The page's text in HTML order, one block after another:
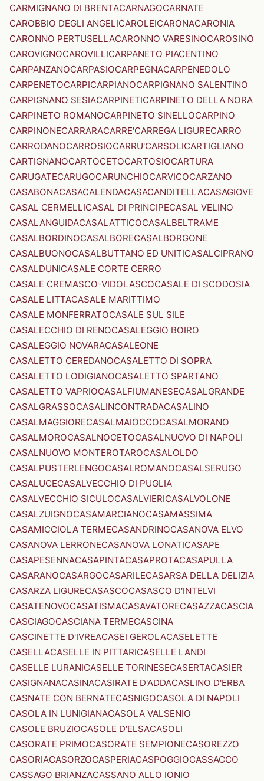
CARMIGNANO DI BRENTACARNAGOCARNATE
CAROBBIO DEGLI ANGELICAROLEICARONACARONIA
CARONNO PERTUSELLACARONNO VARESINOCAROSINO
CAROVIGNOCAROVILLICARPANETO PIACENTINO
CARPANZANOCARPASIOCARPEGNACARPENEDOLO
CARPENETOCARPICARPIANOCARPIGNANO SALENTINO
CARPIGNANO SESIACARPINETICARPINETO DELLA NORA
CARPINETO ROMANOCARPINETO SINELLOCARPINO
CARPINONECARRARACARRE'CARREGA LIGURECARRO
CARRODANOCARROSIOCARRU'CARSOLICARTIGLIANO
CARTIGNANOCARTOCETOCARTOSIOCARTURA
CARUGATECARUGOCARUNCHIOCARVICOCARZANO
CASABONACASACALENDACASACANDITELLACASAGIOVE
CASAL CERMELLICASAL DI PRINCIPECASAL VELINO
CASALANGUIDACASALATTICOCASALBELTRAME
CASALBORDINOCASALBORECASALBORGONE
CASALBUONOCASALBUTTANO ED UNITICASALCIPRANO
CASALDUNICASALE CORTE CERRO
CASALE CREMASCO-VIDOLASCOCASALE DI SCODOSIA
CASALE LITTACASALE MARITTIMO
CASALE MONFERRATOCASALE SUL SILE
CASALECCHIO DI RENOCASALEGGIO BOIRO
CASALEGGIO NOVARACASALEONE
CASALETTO CEREDANOCASALETTO DI SOPRA
CASALETTO LODIGIANOCASALETTO SPARTANO
CASALETTO VAPRIOCASALFIUMANESECASALGRANDE
CASALGRASSOCASALINCONTRADACASALINO
CASALMAGGIORECASALMAIOCCOCASALMORANO
CASALMOROCASALNOCETOCASALNUOVO DI NAPOLI
CASALNUOVO MONTEROTAROCASALOLDO
CASALPUSTERLENGOCASALROMANOCASALSERUGO
CASALUCECASALVECCHIO DI PUGLIA
CASALVECCHIO SICULOCASALVIERICASALVOLONE
CASALZUIGNOCASAMARCIANOCASAMASSIMA
CASAMICCIOLA TERMECASANDRINOCASANOVA ELVO
CASANOVA LERRONECASANOVA LONATICASAPE
CASAPESENNACASAPINTACASAPROTACASAPULLA
CASARANOCASARGOCASARILECASARSA DELLA DELIZIA
CASARZA LIGURECASASCOCASASCO D'INTELVI
CASATENOVOCASATISMACASAVATORECASAZZACASCIA
CASCIAGOCASCIANA TERMECASCINA
CASCINETTE D'IVREACASEI GEROLACASELETTE
CASELLACASELLE IN PITTARICASELLE LANDI
CASELLE LURANICASELLE TORINESECASERTACASIER
CASIGNANACASINACASIRATE D'ADDACASLINO D'ERBA
CASNATE CON BERNATECASNIGOCASOLA DI NAPOLI
CASOLA IN LUNIGIANACASOLA VALSENIO
CASOLE BRUZIOCASOLE D'ELSACASOLI
CASORATE PRIMOCASORATE SEMPIONECASOREZZO
CASORIACASORZOCASPERIACASPOGGIOCASSACCO
CASSAGO BRIANZACASSANO ALLO IONIO